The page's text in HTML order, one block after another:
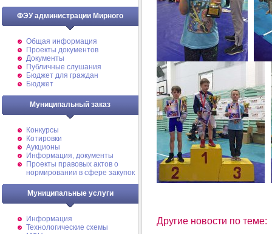
ФЭУ администрации Мирного
Общая информация
Проекты документов
Документы
Публичные слушания
Бюджет для граждан
Бюджет
Муниципальный заказ
Конкурсы
Котировки
Аукционы
Информация, документы
Проекты правовых актов о
нормировании в сфере закупок
Муниципальные услуги
Информация
Технологические схемы
Другие новости по теме: